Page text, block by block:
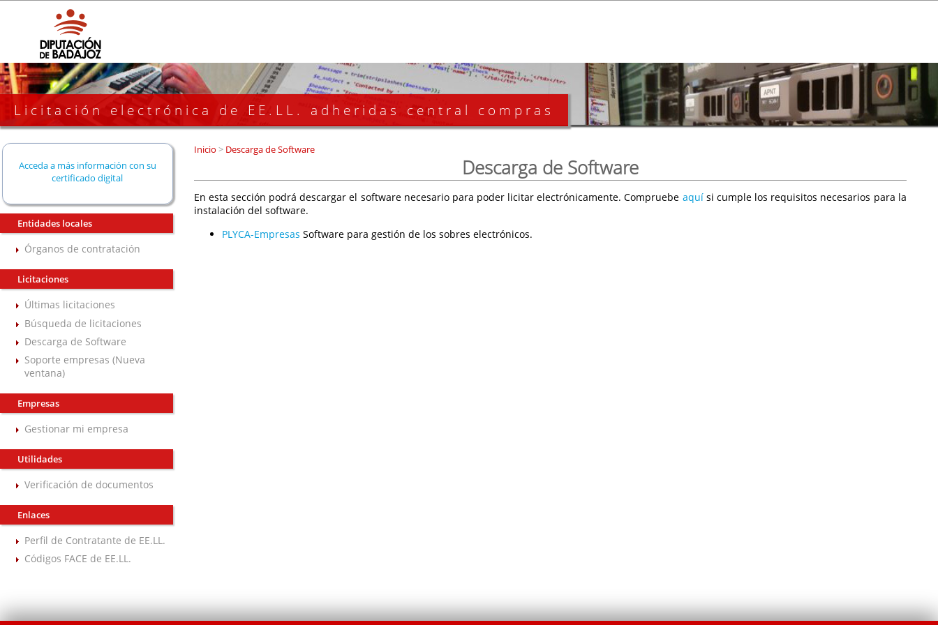
Licitación electrónica de EE.LL. adheridas central compras
Acceda a más información con su
certificado digital
Entidades locales
Órganos de contratación
Licitaciones
Últimas licitaciones
Búsqueda de licitaciones
Descarga de Software
Soporte empresas (Nueva
ventana)
Empresas
Gestionar mi empresa
Utilidades
Verificación de documentos
Enlaces
Perfil de Contratante de EE.LL.
Códigos FACE de EE.LL.
Inicio >Descarga de Software
Descarga de Software
En esta sección podrá descargar el software necesario para poder licitar electrónicamente. Compruebe aquísi cumple los requisitos necesarios para la
instalación del software.
PLYCA-Empresas Software para gestión de los sobres electrónicos.